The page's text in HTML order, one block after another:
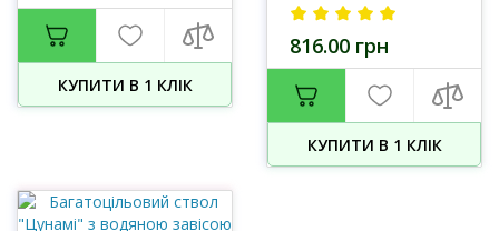
КУПИТИ В 1 КЛIК
816.00 грн
КУПИТИ В 1 КЛIК